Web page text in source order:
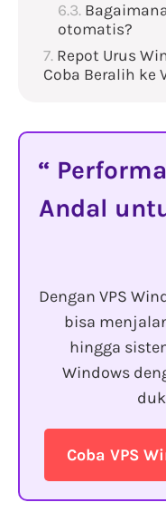
otomatis?
Repot Urus
Coba Beralih ke
Andal
Dengan VPS
bisa
hingga
Windows
Coba VPS